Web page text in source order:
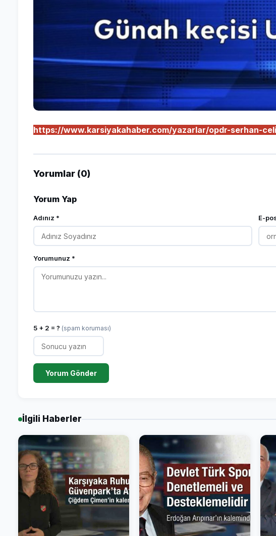
https://www.karsiyakahaber.com/yazarlar/opdr-serhan-
Yorumlar (0)
Yorum Yap
Adınız * E-
Yorumunuz *
5 + 2 = ? (spam koruması)
Yorum Gönder
İlgili Haberler